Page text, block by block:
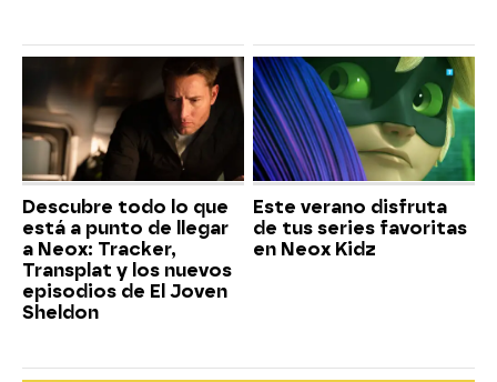
Descubre todo lo que
está a punto de llegar
a Neox: Tracker,
Transplat y los nuevos
episodios de El Joven
Sheldon
Este verano disfruta
de tus series favoritas
en Neox Kidz